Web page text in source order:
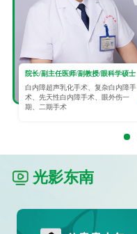
院长/副主任医师/副教授/眼科学硕士
白内障超声乳化手术、复杂白内障手
术、先天性白内障手术、眼外伤一
期、二期手术
光影东南